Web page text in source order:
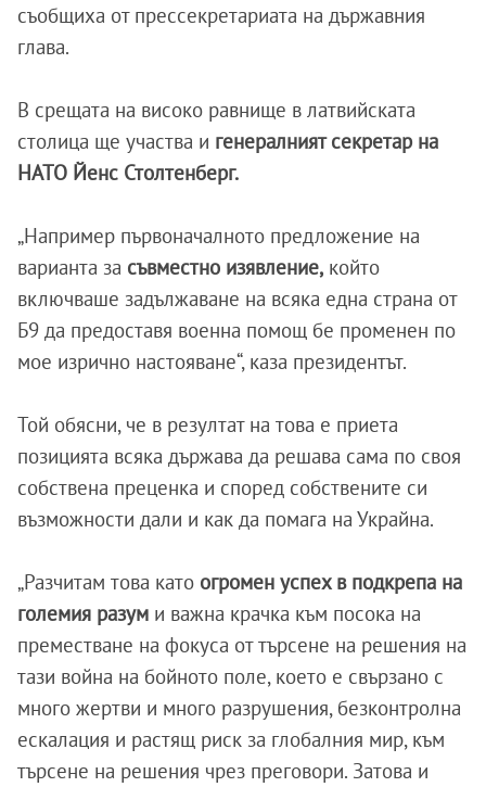
съобщиха от прессекретариата на държавния
глава.
В срещата на високо равнище в латвийската
столица ще участва и генералният секретар на
НАТО Йенс Столтенберг.
„Например първоначалното предложение на
варианта за съвместно изявление, който
включваше задължаване на всяка една страна от
Б9 да предоставя военна помощ бе променен по
мое изрично настояване“, каза президентът.
Той обясни, че в резултат на това е приета
позицията всяка държава да решава сама по своя
собствена преценка и според собствените си
възможности дали и как да помага на Украйна.
„Разчитам това като огромен успех в подкрепа на
големия разум и важна крачка към посока на
преместване на фокуса от търсене на решения на
тази война на бойното поле, което е свързано с
много жертви и много разрушения, безконтролна
ескалация и растящ риск за глобалния мир, към
търсене на решения чрез преговори. Затова и